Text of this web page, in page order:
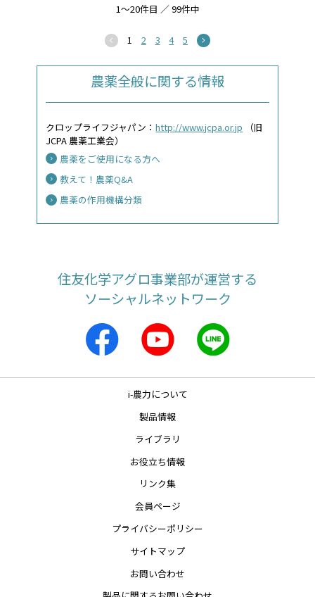
1～20件目 ／ 99件中
1 2 3 4 5
農薬全般に関する情報
クロップライフジャパン：http://www.jcpa.or.jp （旧
JCPA 農薬工業会）
農薬をご使用になる方へ
教えて！農薬Q&A
農薬の作用機構分類
住友化学アグロ事業部が運営する
ソーシャルネットワーク
i-農力について
製品情報
ライブラリ
お役立ち情報
リンク集
会員ページ
プライバシーポリシー
サイトマップ
お問い合わせ